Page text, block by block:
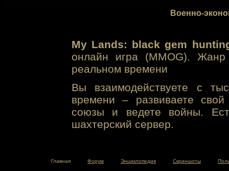
Военно-
My Lands: black gem
онлайн игра (MMOG). Жанр
реальном времени
Вы взаимодействуете с
времени – развиваете свой
союзы и ведете войны.
шахтерский сервер.
Главная Форум Энциклопедия Скриншоты